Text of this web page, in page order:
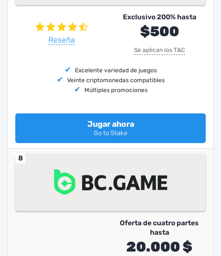
Reseña
Exclusivo 200% hasta
$500
Se aplican los T&C
Excelente variedad de juegos
Veinte criptomonedas compatibles
Múltiples promociones
Jugar ahora
Go to Stake
8
Oferta de cuatro partes
hasta
20.000 $